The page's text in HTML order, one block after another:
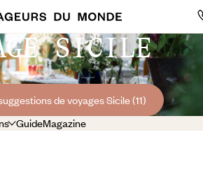
SICILE
de voyages Sicile (11)
GuideMagazine